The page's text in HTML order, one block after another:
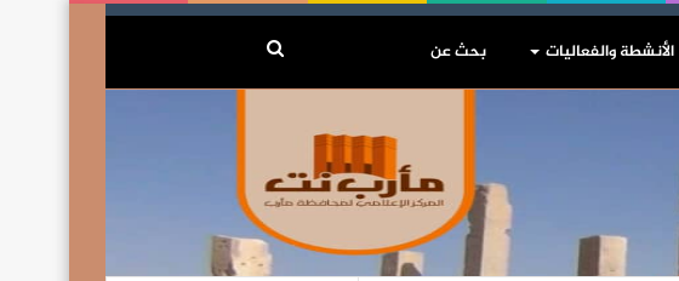
الأنشطة والفعاليات بحث